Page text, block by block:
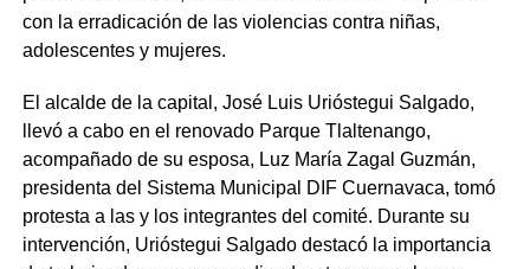
con la erradicación de las violencias contra niñas,
adolescentes y mujeres.
El alcalde de la capital, José Luis Urióstegui Salgado,
llevó a cabo en el renovado Parque Tlaltenango,
acompañado de su esposa, Luz María Zagal Guzmán,
presidenta del Sistema Municipal DIF Cuernavaca, tomó
protesta a las y los integrantes del comité. Durante su
intervención, Urióstegui Salgado destacó la importancia